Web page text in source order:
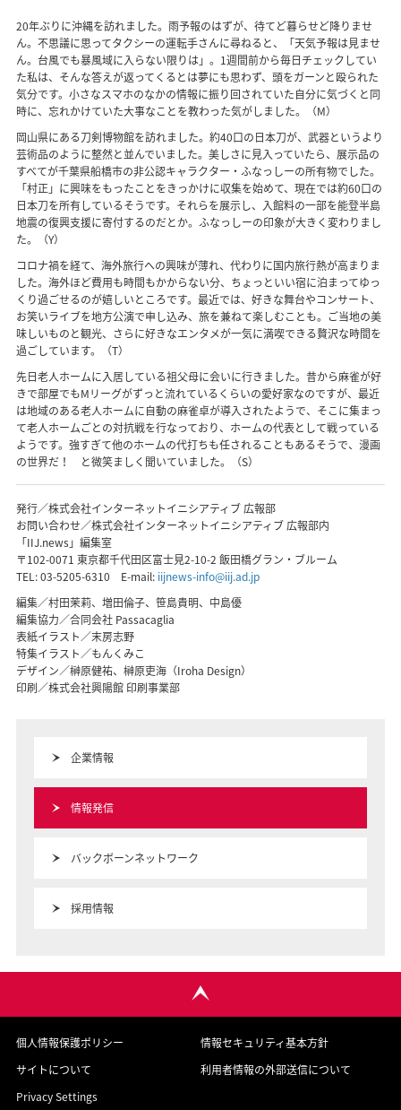
20年ぶりに沖縄を訪れました。雨予報のはずが、待てど暮らせど降りませ
ん。不思議に思ってタクシーの運転手さんに尋ねると、「天気予報は見ませ
ん。台風でも暴風域に入らない限りは」。1週間前から毎日チェックしてい
た私は、そんな答えが返ってくるとは夢にも思わず、頭をガーンと殴られた
気分です。小さなスマホのなかの情報に振り回されていた自分に気づくと同
時に、忘れかけていた大事なことを教わった気がしました。（M）
岡山県にある刀剣博物館を訪れました。約40口の日本刀が、武器というより
芸術品のように整然と並んでいました。美しさに見入っていたら、展示品の
すべてが千葉県船橋市の非公認キャラクター・ふなっしーの所有物でした。
「村正」に興味をもったことをきっかけに収集を始めて、現在では約60口の
日本刀を所有しているそうです。それらを展示し、入館料の一部を能登半島
地震の復興支援に寄付するのだとか。ふなっしーの印象が大きく変わりまし
た。（Y）
コロナ禍を経て、海外旅行への興味が薄れ、代わりに国内旅行熱が高まりま
した。海外ほど費用も時間もかからない分、ちょっといい宿に泊まってゆっ
くり過ごせるのが嬉しいところです。最近では、好きな舞台やコンサート、
お笑いライブを地方公演で申し込み、旅を兼ねて楽しむことも。ご当地の美
味しいものと観光、さらに好きなエンタメが一気に満喫できる贅沢な時間を
過ごしています。（T）
先日老人ホームに入居している祖父母に会いに行きました。昔から麻雀が好
きで部屋でもMリーグがずっと流れているくらいの愛好家なのですが、最近
は地域のある老人ホームに自動の麻雀卓が導入されたようで、そこに集まっ
て老人ホームごとの対抗戦を行なっており、ホームの代表として戦っている
ようです。強すぎて他のホームの代打ちも任されることもあるそうで、漫画
の世界だ！ と微笑ましく聞いていました。（S）
発行／株式会社インターネットイニシアティブ 広報部
お問い合わせ／株式会社インターネットイニシアティブ 広報部内
「IIJ.news」編集室
〒102-0071 東京都千代田区富士見2-10-2 飯田橋グラン・ブルーム
TEL:03-5205-6310 E-mail: iijnews-info@iij.ad.jp
編集／村田茉莉、増田倫子、笹島貴明、中島優
編集協力／合同会社 Passacaglia
表紙イラスト／末房志野
特集イラスト／もんくみこ
デザイン／榊原健祐、榊原吏海（Iroha Design）
印刷／株式会社興陽館 印刷事業部
企業情報
情報発信
バックボーンネットワーク
採用情報
個人情報保護ポリシー
情報セキュリティ基本方針
サイトについて
利用者情報の外部送信について
Privacy Settings